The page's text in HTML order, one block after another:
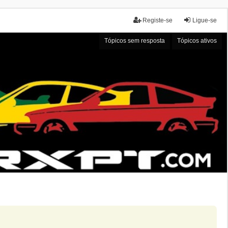
Ligue-se
Registe-se
Tópicos sem resposta Tópicos ativos